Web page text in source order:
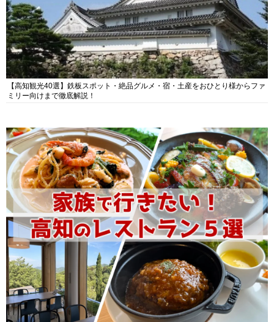
【高知観光40選】鉄板スポット・絶品グルメ・宿・土産をおひとり様からファ
ミリー向けまで徹底解説！